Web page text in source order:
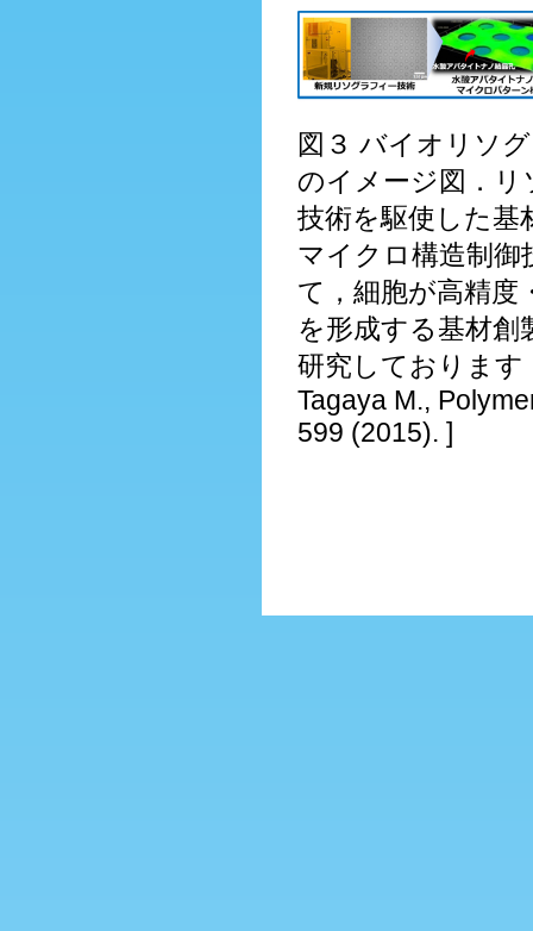
図３ バイオリソ
のイメージ図．リ
技術を駆使した基
マイクロ構造制御
て，細胞が高精度
を形成する基材創
研究しております
Tagaya M.,
599 (2015). ]